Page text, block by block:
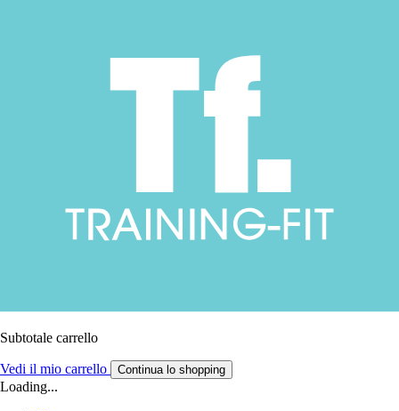
Subtotale carrello
Vedi il mio carrello Continua lo shopping
Loading...